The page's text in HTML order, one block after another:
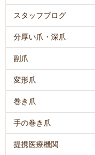
スタッフブログ
分厚い爪・深爪
副爪
変形爪
巻き爪
手の巻き爪
提携医療機関